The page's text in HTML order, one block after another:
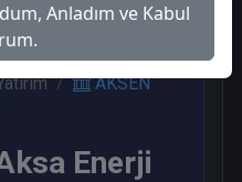
AKSEN
Enerji
Anladım ve Kabul